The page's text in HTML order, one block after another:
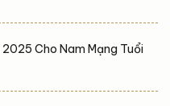
2025 Cho Nam Mạng Tuổi